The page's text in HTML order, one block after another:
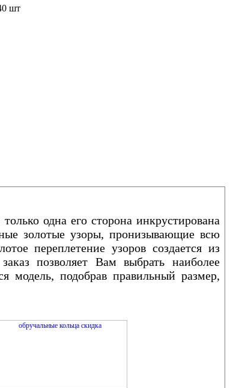
шт
одна его сторона инкрустирована
золотые узоры, пронизывающие всю
переплетение узоров создается из
позволяет Вам выбрать наиболее
модель, подобрав правильный размер,